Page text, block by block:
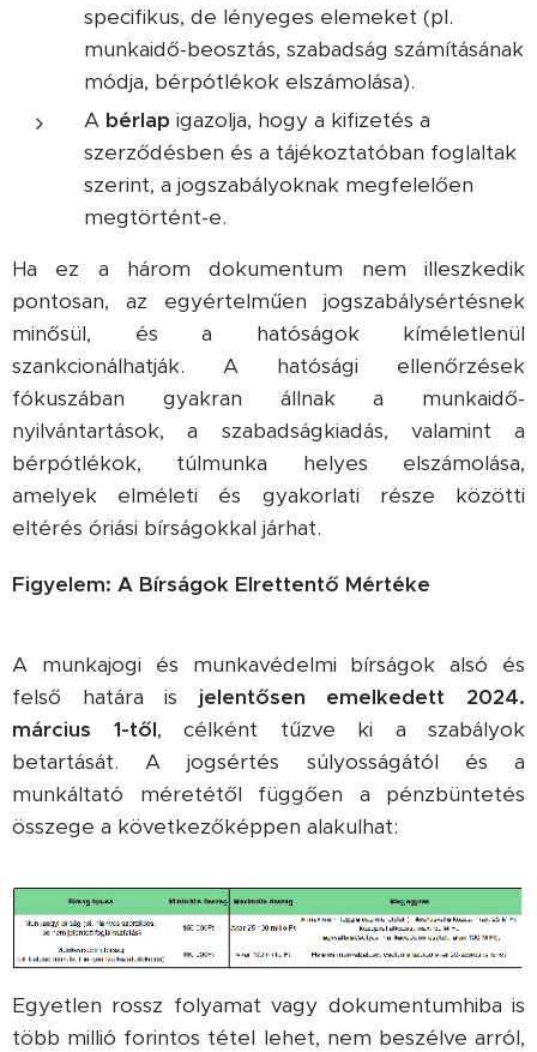
specifikus, de lényeges elemeket (pl.
munkaidő-beosztás, szabadság számításának
módja, bérpótlékok elszámolása).
A bérlap igazolja, hogy a kifizetés a
szerződésben és a tájékoztatóban foglaltak
szerint, a jogszabályoknak megfelelően
megtörtént-e.
Ha ez a három dokumentum nem illeszkedik
pontosan, az egyértelműen jogszabálysértésnek
minősül, és a hatóságok kíméletlenül
szankcionálhatják. A hatósági ellenőrzések
fókuszában gyakran állnak a munkaidő-
nyilvántartások, a szabadságkiadás, valamint a
bérpótlékok, túlmunka helyes elszámolása,
amelyek elméleti és gyakorlati része közötti
eltérés óriási bírságokkal járhat.
Figyelem: A Bírságok Elrettentő Mértéke
A munkajogi és munkavédelmi bírságok alsó és
felső határa is jelentősen emelkedett 2024.
március 1-től, célként tűzve ki a szabályok
betartását. A jogsértés súlyosságától és a
munkáltató méretétől függően a pénzbüntetés
összege a következőképpen alakulhat:
Egyetlen rossz folyamat vagy dokumentumhiba is
több millió forintos tétel lehet, nem beszélve arról,